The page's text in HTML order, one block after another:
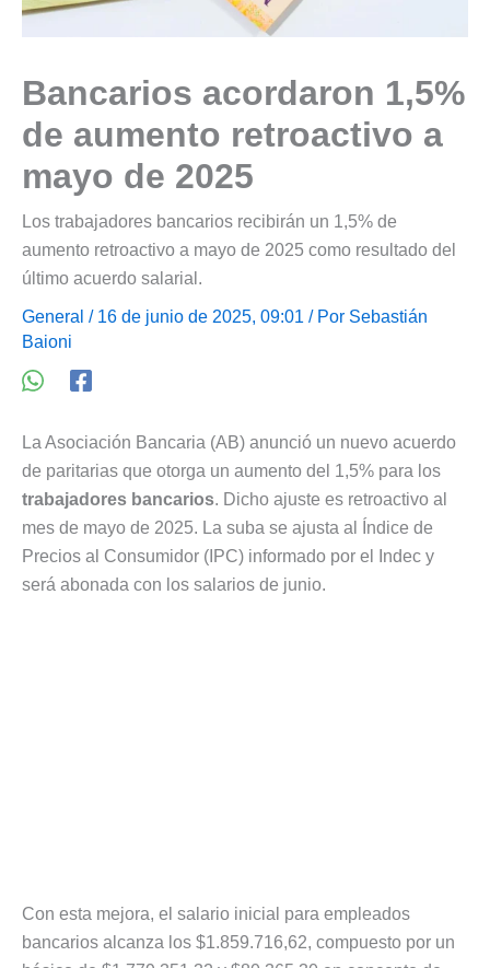
Bancarios acordaron 1,5%
de aumento retroactivo a
mayo de 2025
Los trabajadores bancarios recibirán un 1,5% de
aumento retroactivo a mayo de 2025 como resultado del
último acuerdo salarial.
General / 16 de junio de 2025, 09:01 / Por Sebastián
Baioni
La Asociación Bancaria (AB) anunció un nuevo acuerdo
de paritarias que otorga un aumento del 1,5% para los
trabajadores bancarios. Dicho ajuste es retroactivo al
mes de mayo de 2025. La suba se ajusta al Índice de
Precios al Consumidor (IPC) informado por el Indec y
será abonada con los salarios de junio.
Con esta mejora, el salario inicial para empleados
bancarios alcanza los $1.859.716,62, compuesto por un